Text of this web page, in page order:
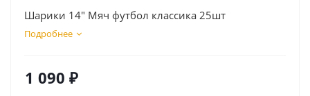
Шарики 14" Мяч футбол классика 25шт
Подробнее
1 090 ₽